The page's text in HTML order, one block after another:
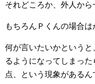
それどころか、外人から
もちろんＰくんの場合は
何が言いたいかという
るようになってしまっ
点、という現象があるん